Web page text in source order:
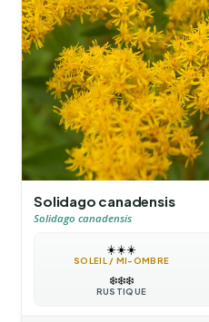
Solidago canadensis
Solidago canadensis
☀️☀️☀️
SOLEIL / MI-OMBRE
❄️❄️❄️
RUSTIQUE